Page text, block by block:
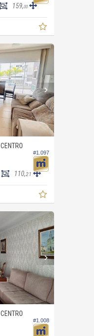
159,00
#1.097
CENTRO
110,21
#1.008
CENTRO